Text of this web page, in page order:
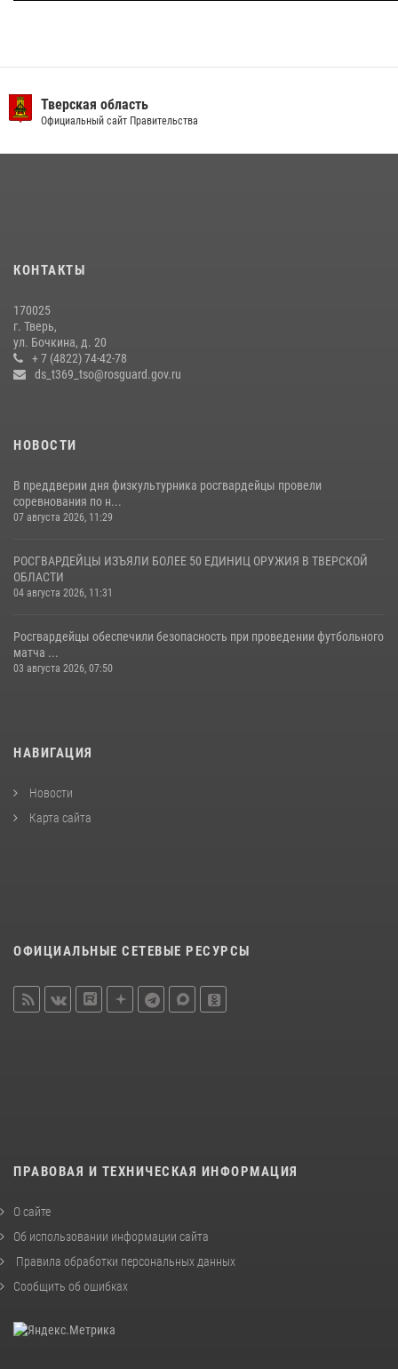
Тверская область
Официальный сайт Правительства
КОНТАКТЫ
170025
г. Тверь,
ул. Бочкина, д. 20
+ 7 (4822) 74-42-78
ds_t369_tso@rosguard.gov.ru
НОВОСТИ
В преддверии дня физкультурника росгвардейцы провели
соревнования по н...
07 августа 2026, 11:29
РОСГВАРДЕЙЦЫ ИЗЪЯЛИ БОЛЕЕ 50 ЕДИНИЦ ОРУЖИЯ В ТВЕРСКОЙ
ОБЛАСТИ
04 августа 2026, 11:31
Росгвардейцы обеспечили безопасность при проведении футбольного
матча ...
03 августа 2026, 07:50
НАВИГАЦИЯ
Новости
Карта сайта
ОФИЦИАЛЬНЫЕ СЕТЕВЫЕ РЕСУРСЫ
ПРАВОВАЯ И ТЕХНИЧЕСКАЯ ИНФОРМАЦИЯ
О сайте
Об использовании информации сайта
Правила обработки персональных данных
Сообщить об ошибках